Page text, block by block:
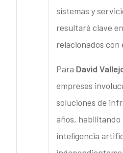
sistemas y
resultará clave
relacionados con
Para David
empresas
soluciones de
años,
inteligencia